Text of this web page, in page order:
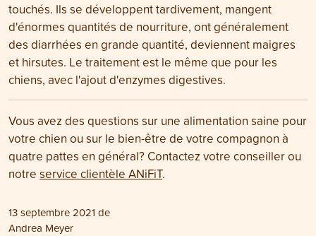
touchés. Ils se développent tardivement, mangent
d'énormes quantités de nourriture, ont généralement
des diarrhées en grande quantité, deviennent maigres
et hirsutes. Le traitement est le même que pour les
chiens, avec l'ajout d'enzymes digestives.
Vous avez des questions sur une alimentation saine pour
votre chien ou sur le bien-être de votre compagnon à
quatre pattes en général? Contactez votre conseiller ou
notre service clientèle ANiFiT.
13 septembre 2021 de
Andrea Meyer